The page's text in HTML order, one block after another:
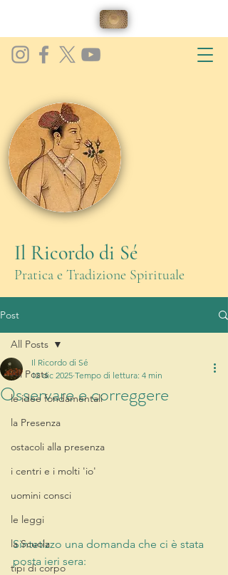
Il Ricordo di Sé
Pratica e Tradizione Spirituale
Post
All Posts
le idee fondamentali
la Presenza
ostacoli alla presenza
i centri e i molti 'io'
uomini consci
le leggi
la Scuola
tipi di corpo
All Posts
Osservare e correggere
Il Ricordo di Sé
12 dic 2025 Tempo di lettura: 4 min
Sintetizzo una domanda che ci è stata
posta ieri sera: